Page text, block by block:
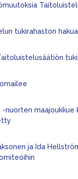
tukirahaston
-nuorten maajoukkue
ja Ida